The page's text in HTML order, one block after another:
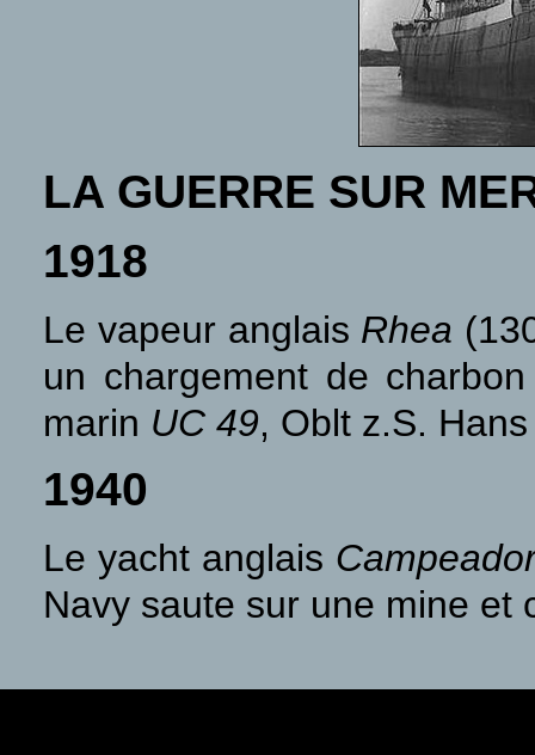
LA GUERRE SUR
1918
Le vapeur anglais Rhea
un chargement de
marin UC 49, Oblt z.S.
1940
Le yacht anglais
Navy saute sur une mine et